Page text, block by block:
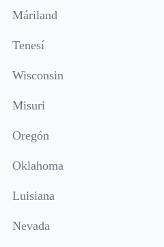
Máriland
Tenesí
Wisconsin
Misuri
Oregón
Oklahoma
Luisiana
Nevada